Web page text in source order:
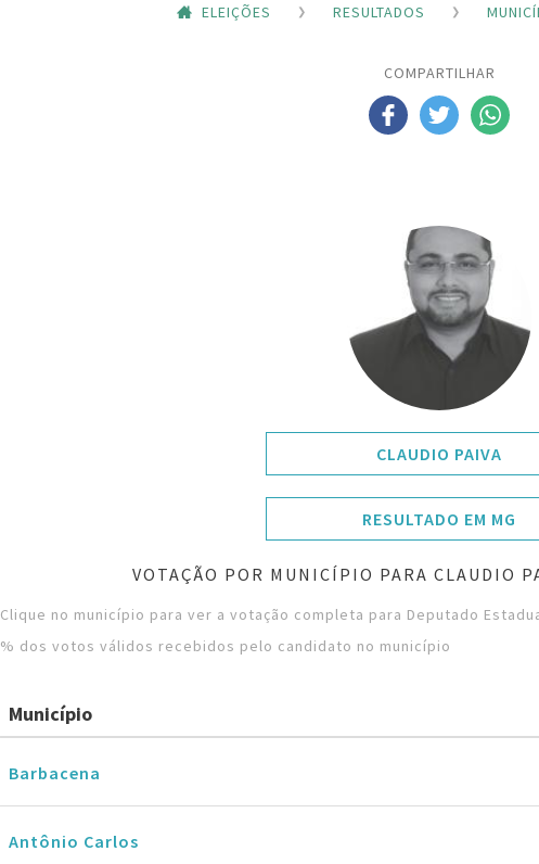
ELEIÇÕES RESULTADOS
COMPARTILHAR
CLAUDIO PAIVA
RESULTADO EM MG
VOTAÇÃO POR MUNICÍPIO PARA CLAUDIO
Clique no município para ver a votação completa para Deputado
% dos votos válidos recebidos pelo candidato no município
Município
Barbacena
Antônio Carlos